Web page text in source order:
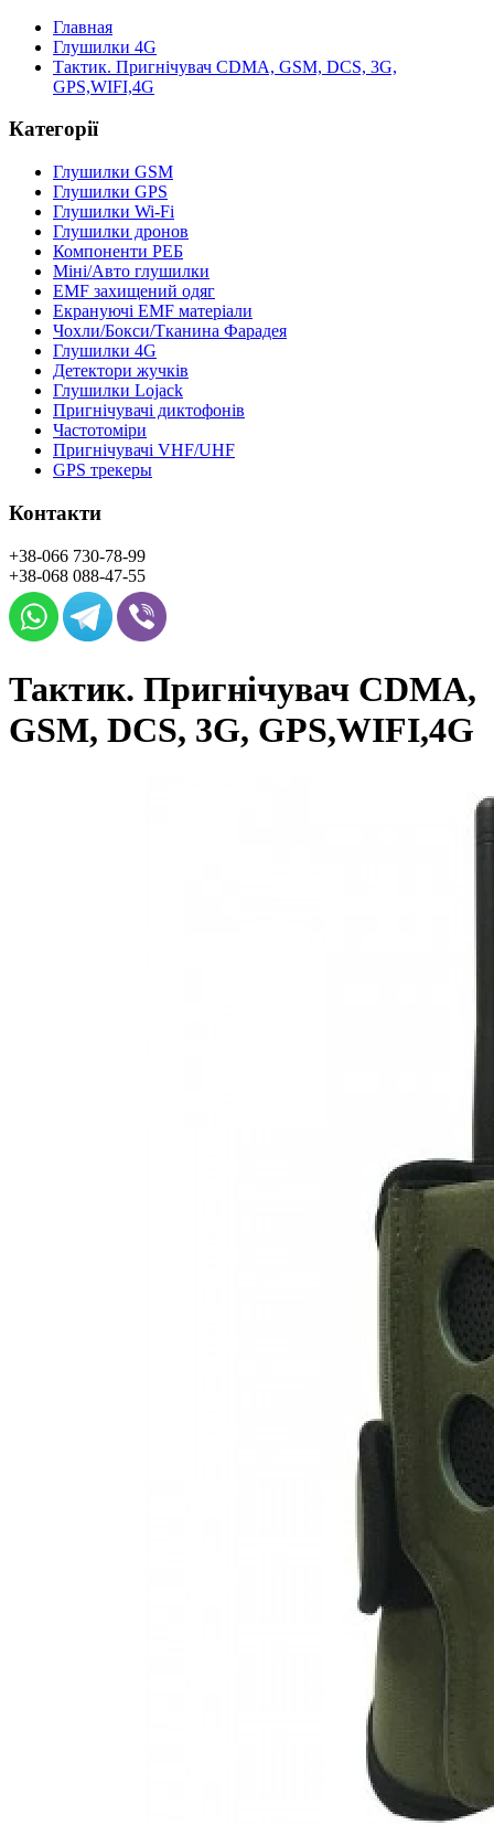
Главная
Глушилки 4G
Тактик. Пригнічувач CDMA, GSM, DCS, 3G,
GPS,WIFI,4G
Категорії
Глушилки GSM
Глушилки GPS
Глушилки Wi-Fi
Глушилки дронов
Компоненти РЕБ
Міні/Авто глушилки
EMF захищений одяг
Екрануючі EMF матеріали
Чохли/Бокси/Тканина Фарадея
Глушилки 4G
Детектори жучків
Глушилки Lojack
Пригнічувачі диктофонів
Частотоміри
Пригнічувачі VHF/UHF
GPS трекеры
Контакти
+38-066 730-78-99
+38-068 088-47-55
Тактик. Пригнічувач CDMA,
GSM, DCS, 3G, GPS,WIFI,4G